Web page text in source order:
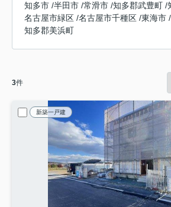
知多市 /半田市 /常滑市 /知多郡武豊町 /
名古屋市緑区 /名古屋市千種区 /東海市 /
知多郡美浜町
3件
新築一戸建